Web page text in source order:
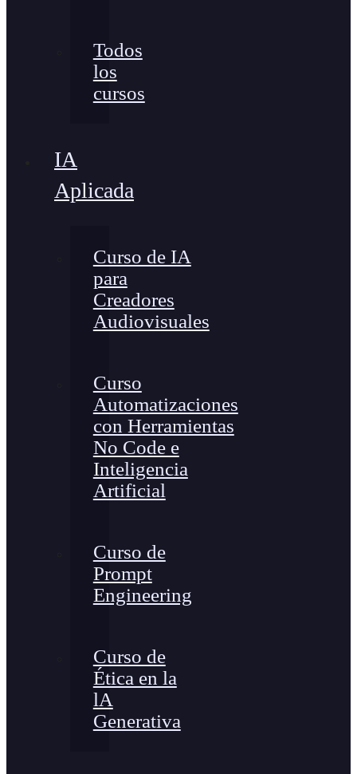
Todos
los
cursos
IA
Aplicada
Curso de IA
para
Creadores
Audiovisuales
Curso
Automatizaciones
con Herramientas
No Code e
Inteligencia
Artificial
Curso de
Prompt
Engineering
Curso de
Ética en la
lA
Generativa